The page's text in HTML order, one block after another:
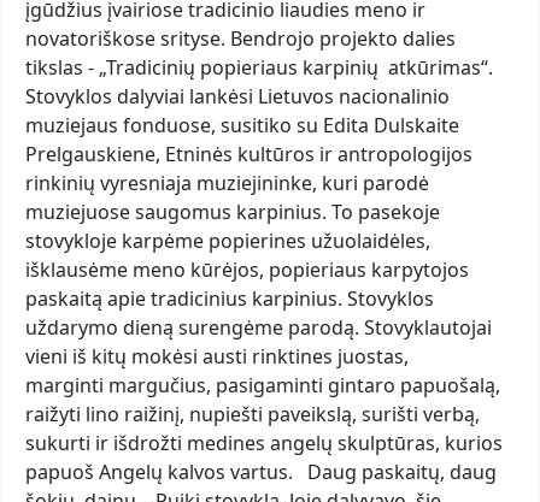
įgūdžius įvairiose tradicinio liaudies meno ir
novatoriškose srityse. Bendrojo projekto dalies
tikslas - „Tradicinių popieriaus karpinių atkūrimas“.
Stovyklos dalyviai lankėsi Lietuvos nacionalinio
muziejaus fonduose, susitiko su Edita Dulskaite
Prelgauskiene, Etninės kultūros ir antropologijos
rinkinių vyresniaja muziejininke, kuri parodė
muziejuose saugomus karpinius. To pasekoje
stovykloje karpėme popierines užuolaidėles,
išklausėme meno kūrėjos, popieriaus karpytojos
paskaitą apie tradicinius karpinius. Stovyklos
uždarymo dieną surengėme parodą. Stovyklautojai
vieni iš kitų mokėsi austi rinktines juostas,
marginti margučius, pasigaminti gintaro papuošalą,
raižyti lino raižinį, nupiešti paveikslą, surišti verbą,
sukurti ir išdrožti medines angelų skulptūras, kurios
papuoš Angelų kalvos vartus. Daug paskaitų, daug